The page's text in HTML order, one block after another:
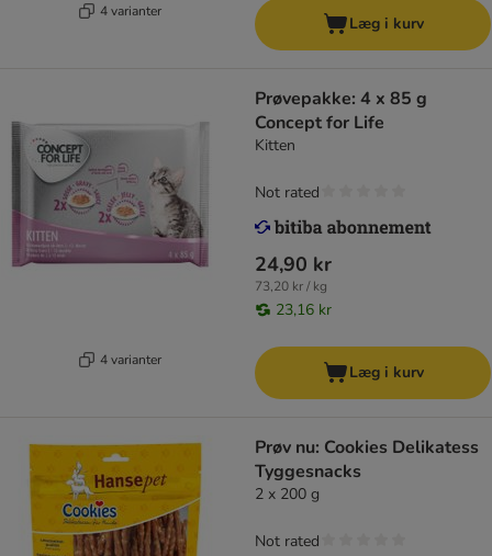
4 varianter
Læg i kurv
4 varianter
Prøvepakke: 4 x 85 g
Concept for Life
Kitten
24,90 kr
73,20 kr / kg
23,16 kr
Not rated
Læg i kurv
Prøv nu: Cookies Delikatess
Tyggesnacks
2 x 200 g
Not rated